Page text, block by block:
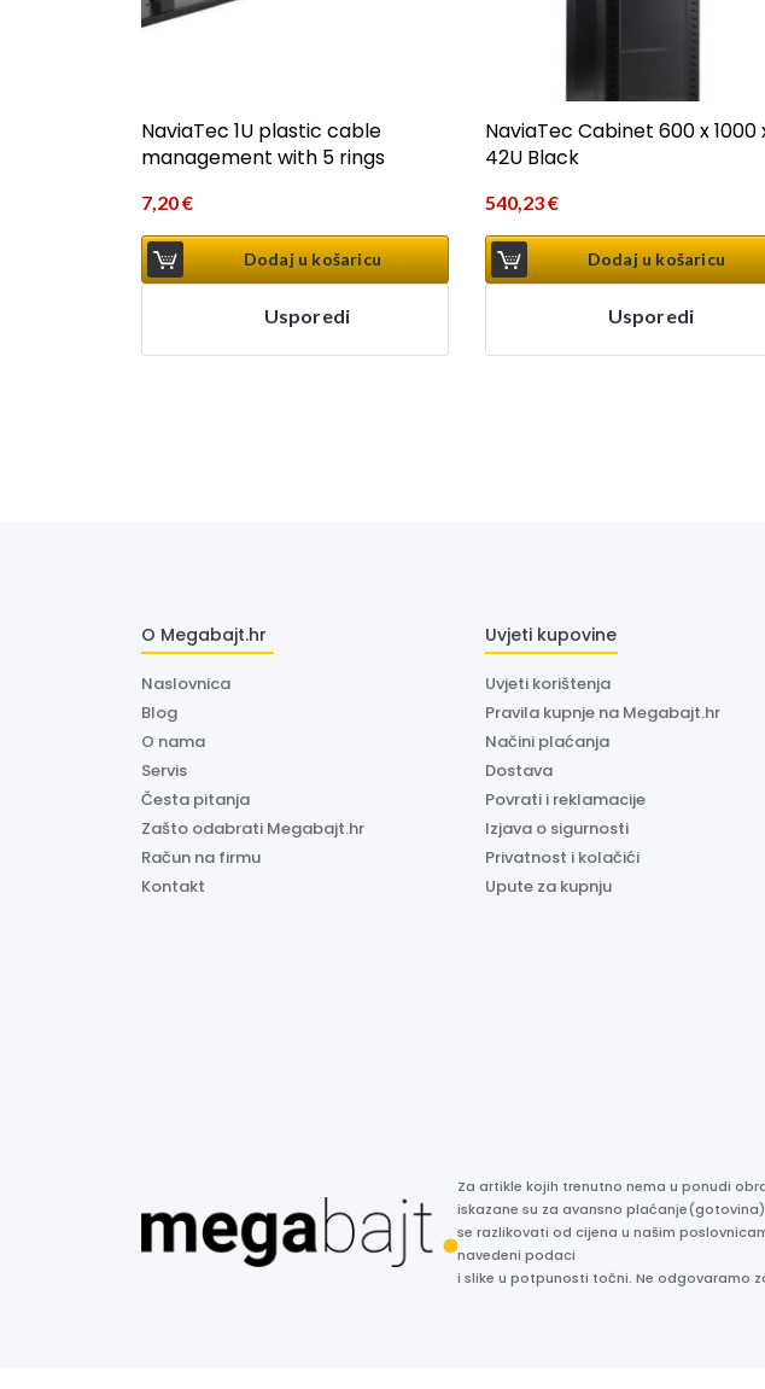
NaviaTec 1U plastic cable
management with 5 rings
7,20€
Dodaj u košaricu
Usporedi
NaviaTec Cabinet 600 x 1000
42U Black
540,23€
Dodaj u košaricu
Usporedi
O Megabajt.hr
Naslovnica
Blog
O nama
Servis
Česta pitanja
Zašto odabrati Megabajt.hr
Račun na firmu
Kontakt
Uvjeti kupovine
Uvjeti korištenja
Pravila kupnje na Megabajt.hr
Načini plaćanja
Dostava
Povrati i reklamacije
Izjava o sigurnosti
Privatnost i kolačići
Upute za kupnju
Za artikle kojih trenutno nema u ponudi
iskazane su za avansno plaćanje(gotovina)
se razlikovati od cijena u našim
navedeni podaci
i slike u potpunosti točni. Ne odgovaramo